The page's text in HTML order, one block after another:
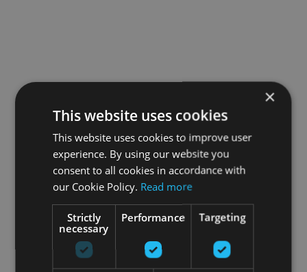
×
This website uses cookies
This website uses cookies to improve user
experience. By using our website you
consent to all cookies in accordance with
our Cookie Policy. Read more
Strictly
necessary
Performance Targeting